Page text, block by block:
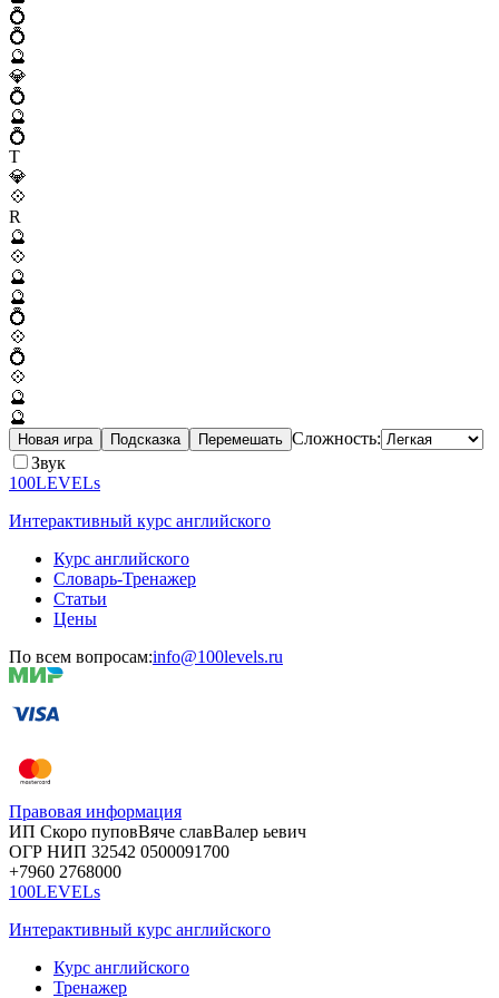
💍
💍
🔮
💎
💍
🔮
💍
T
💎
💠
R
🔮
💠
🔮
🔮
💍
💠
💍
💠
🔮
🔮
Новая игра Подсказка Перемешать Сложность:
Звук
100LEVELs
Интерактивный курс английского
Курс английского
Словарь-Тренажер
Статьи
Цены
По всем вопросам:info@100levels.ru
Правовая информация
ИП Скоро пуповВяче славВалер ьевич
ОГР НИП 32542 0500091700
+7960 2768000
100LEVELs
Интерактивный курс английского
Курс английского
Тренажер